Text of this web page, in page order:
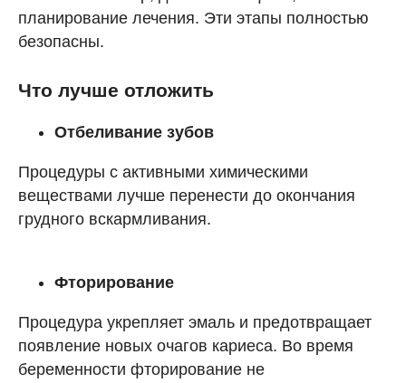
планирование лечения. Эти этапы полностью
безопасны.
Что лучше отложить
Отбеливание зубов
Процедуры с активными химическими
веществами лучше перенести до окончания
грудного вскармливания.
Фторирование
Процедура укрепляет эмаль и предотвращает
появление новых очагов кариеса. Во время
беременности фторирование не